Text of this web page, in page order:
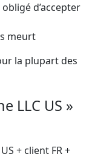
d’accepter
meurt
la plupart des
LLC US »
+ client FR +